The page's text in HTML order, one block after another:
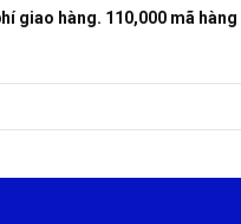
giao hàng. 110,000 mã